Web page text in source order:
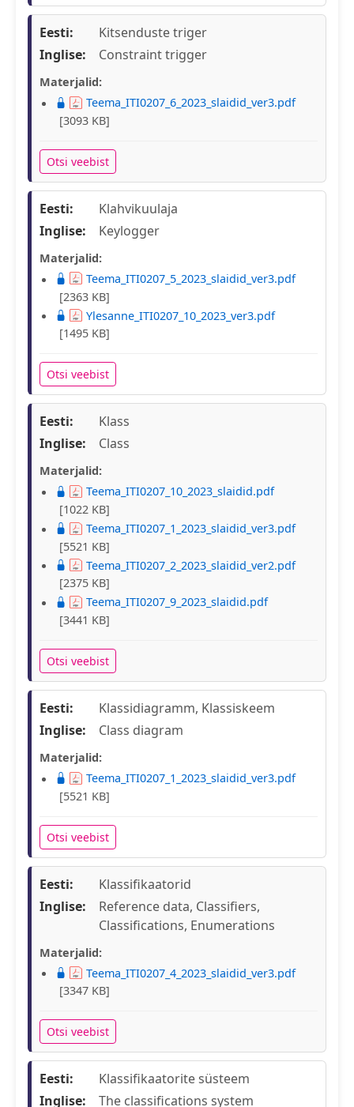
Eesti:
Kitsenduste triger
Inglise:
Constraint trigger
Materjalid:
Teema_ITI0207_6_2023_slaidid_ver3.pdf
[3093 KB]
Otsi veebist
Eesti:
Klahvikuulaja
Inglise:
Keylogger
Materjalid:
Teema_ITI0207_5_2023_slaidid_ver3.pdf
[2363 KB]
Ylesanne_ITI0207_10_2023_ver3.pdf
[1495 KB]
Otsi veebist
Eesti:
Klass
Inglise:
Class
Materjalid:
Teema_ITI0207_10_2023_slaidid.pdf
[1022 KB]
Teema_ITI0207_1_2023_slaidid_ver3.pdf
[5521 KB]
Teema_ITI0207_2_2023_slaidid_ver2.pdf
[2375 KB]
Teema_ITI0207_9_2023_slaidid.pdf
[3441 KB]
Otsi veebist
Eesti:
Klassidiagramm, Klassiskeem
Inglise:
Class diagram
Materjalid:
Teema_ITI0207_1_2023_slaidid_ver3.pdf
[5521 KB]
Otsi veebist
Eesti:
Klassifikaatorid
Inglise:
Reference data, Classifiers,
Classifications, Enumerations
Materjalid:
Teema_ITI0207_4_2023_slaidid_ver3.pdf
[3347 KB]
Otsi veebist
Eesti:
Klassifikaatorite süsteem
Inglise:
The classifications system